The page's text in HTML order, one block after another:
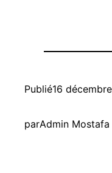
Publié16
parAdmin Mostafa